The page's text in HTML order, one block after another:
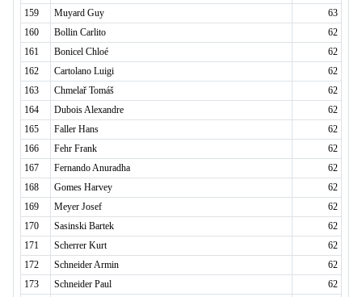
159
Muyard Guy
63
160
Bollin Carlito
62
161
Bonicel Chloé
62
162
Cartolano Luigi
62
163
Chmelař Tomáš
62
164
Dubois Alexandre
62
165
Faller Hans
62
166
Fehr Frank
62
167
Fernando Anuradha
62
168
Gomes Harvey
62
169
Meyer Josef
62
170
Sasinski Bartek
62
171
Scherrer Kurt
62
172
Schneider Armin
62
173
Schneider Paul
62